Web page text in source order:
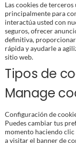
Las cookies de
principalmente para
interactúa usted con
seguros, ofrecer
definitiva,
rápida y ayudarle a
sitio web.
Tipos de
Manage
Configuración de
Puedes cambiar tus
momento haciendo
a visitar el banner de